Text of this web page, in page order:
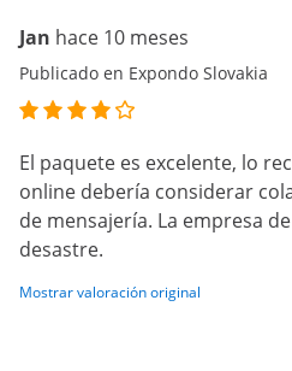
Jan hace 10 meses
Publicado en Expondo Slovakia
El paquete es excelente, lo
online debería considerar
de mensajería. La empresa
desastre.
Mostrar valoración original